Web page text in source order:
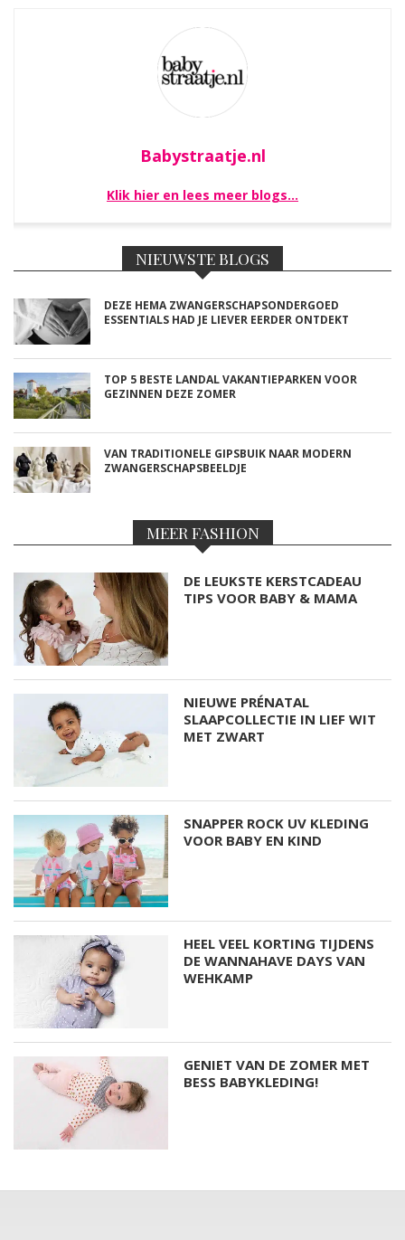
Babystraatje.nl
Klik hier en lees meer blogs…
NIEUWSTE BLOGS
DEZE HEMA ZWANGERSCHAPSONDERGOED
ESSENTIALS HAD JE LIEVER EERDER ONTDEKT
TOP 5 BESTE LANDAL VAKANTIEPARKEN VOOR
GEZINNEN DEZE ZOMER
VAN TRADITIONELE GIPSBUIK NAAR MODERN
ZWANGERSCHAPSBEELDJE
MEER FASHION
DE LEUKSTE KERSTCADEAU
TIPS VOOR BABY & MAMA
NIEUWE PRÉNATAL
SLAAPCOLLECTIE IN LIEF WIT
MET ZWART
SNAPPER ROCK UV KLEDING
VOOR BABY EN KIND
HEEL VEEL KORTING TIJDENS
DE WANNAHAVE DAYS VAN
WEHKAMP
GENIET VAN DE ZOMER MET
BESS BABYKLEDING!